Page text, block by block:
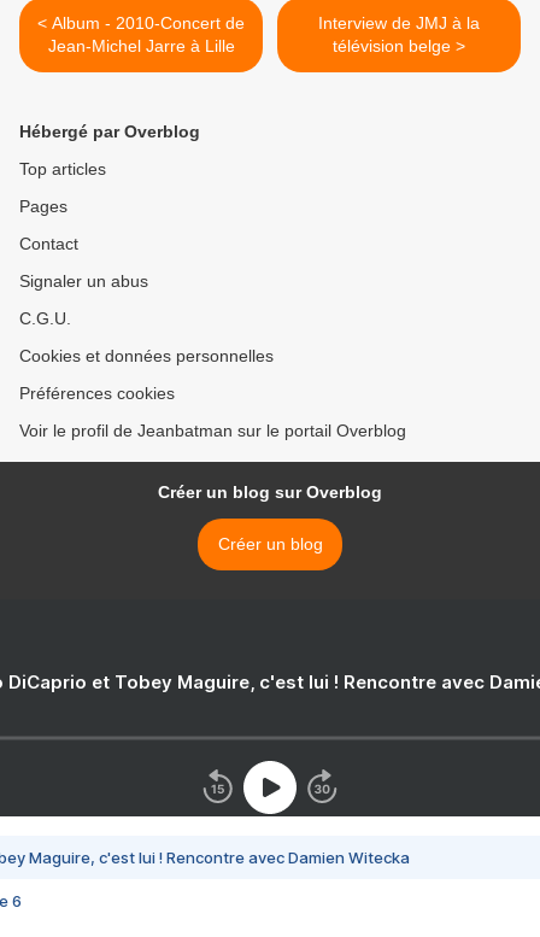
< Album - 2010-Concert de
Jean-Michel Jarre à Lille
Interview de JMJ à la
télévision belge >
Hébergé par Overblog
Top articles
Pages
Contact
Signaler un abus
C.G.U.
Cookies et données personnelles
Préférences cookies
Voir le profil de Jeanbatman sur le portail Overblog
Créer un blog sur Overblog
Créer un blog
DiCaprio et Tobey Maguire, c'est lui ! Rencontre avec
Maguire, c'est lui ! Rencontre avec Damien Witecka
6